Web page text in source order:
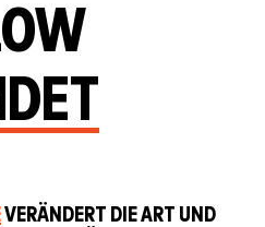
VERÄNDERT DIE ART UND